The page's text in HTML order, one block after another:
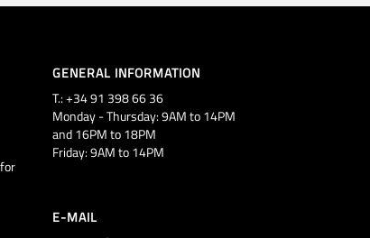
GENERAL INFORMATION
T.: +34 91 398 66 36
Monday - Thursday: 9AM to 14PM
and 16PM to 18PM
Friday: 9AM to 14PM
E-MAIL